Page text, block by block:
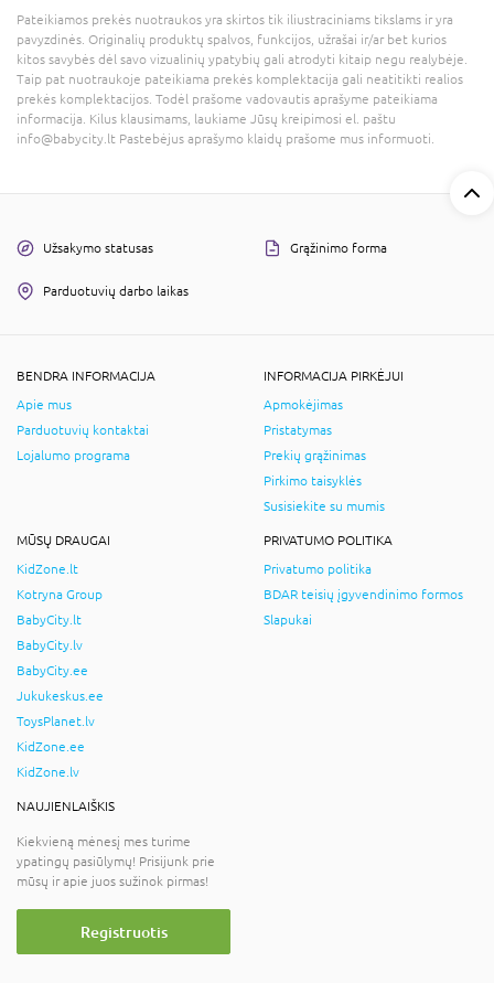
Pateikiamos prekės nuotraukos yra skirtos tik iliustraciniams tikslams ir yra
pavyzdinės. Originalių produktų spalvos, funkcijos, užrašai ir/ar bet kurios
kitos savybės dėl savo vizualinių ypatybių gali atrodyti kitaip negu realybėje.
Taip pat nuotraukoje pateikiama prekės komplektacija gali neatitikti realios
prekės komplektacijos. Todėl prašome vadovautis aprašyme pateikiama
informacija. Kilus klausimams, laukiame Jūsų kreipimosi el. paštu
info@babycity.lt Pastebėjus aprašymo klaidų prašome mus informuoti.
Užsakymo statusas Grąžinimo forma
Parduotuvių darbo laikas
BENDRA INFORMACIJA
Apie mus
Parduotuvių kontaktai
Lojalumo programa
INFORMACIJA PIRKĖJUI
Apmokėjimas
Pristatymas
Prekių grąžinimas
Pirkimo taisyklės
Susisiekite su mumis
MŪSŲ DRAUGAI
KidZone.lt
Kotryna Group
BabyCity.lt
BabyCity.lv
BabyCity.ee
Jukukeskus.ee
ToysPlanet.lv
KidZone.ee
KidZone.lv
PRIVATUMO POLITIKA
Privatumo politika
BDAR teisių įgyvendinimo formos
Slapukai
NAUJIENLAIŠKIS
Kiekvieną mėnesį mes turime
ypatingų pasiūlymų! Prisijunk prie
mūsų ir apie juos sužinok pirmas!
Registruotis